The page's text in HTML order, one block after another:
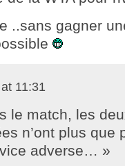
..sans gagner
11:31
le match, les
n’ont plus que
adverse… »